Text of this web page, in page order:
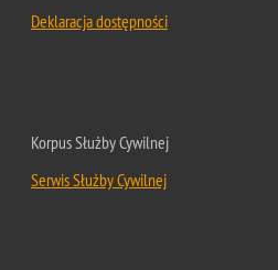
Deklaracja dostępności
Korpus Służby Cywilnej
Serwis Służby Cywilnej